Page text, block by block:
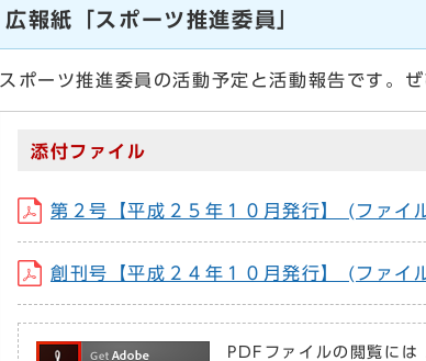
広報紙「スポーツ推進委員」
スポーツ推進委員の活動予定と活動報告です。ぜ
添付ファイル
第２号【平成２５年１０月発行】 (フ
創刊号【平成２４年１０月発行】 (フ
PDFファイルの閲覧に